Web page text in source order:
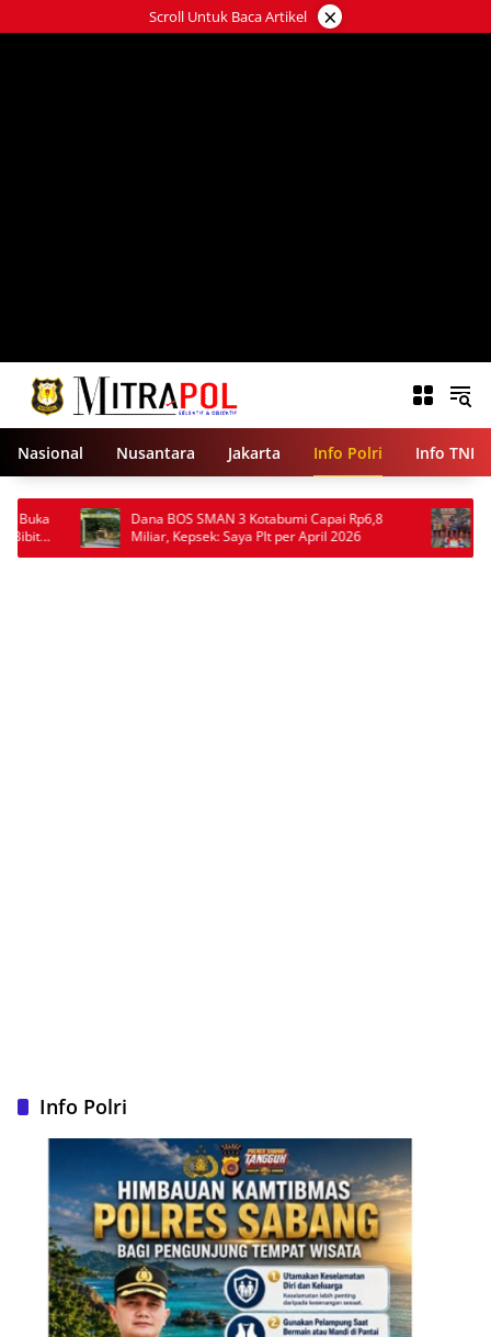
ke
Scroll Untuk Baca Artikel ×
Nasional Nusantara Jakarta Info Polri Info TNI
Rp6,8
2026
Wabup Pesawaran Antonius Muhammad Ali
Dorong 400 Mahasiswa Jadi Pemimpin
Adaptif dan Berintegritas
Info Polri